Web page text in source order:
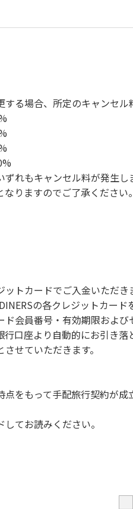
は原則、完全消火）
む）
断となります。）
大声での談笑等）や他人に
連れ込み
を持って処理してください。
る場合、所定のキャンセル
れもキャンセル料が発生し
りますのでご了承ください。
トカードでご入金いただき
の各クレジットカード
会員番号・有効期限および
口座より自動的にお引き落
せていただきます。
をもって手配旅行契約が成
てお読みください。